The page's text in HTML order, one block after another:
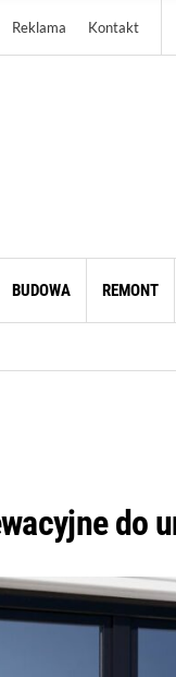
Reklama Kontakt
BUDOWA REMONT
do